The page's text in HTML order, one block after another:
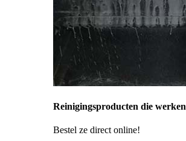
Reinigingsproducten die werken
Bestel ze direct online!